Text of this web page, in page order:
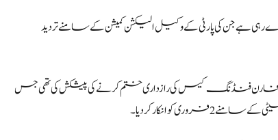
ہے جن کی پارٹی کے وکیل الیکشن کمیشن کے سامنے تردید
عمران خان نے 20 جنوری کو عوامی طور پر فارن فنڈنگ کیس کی رازداری ختم کرنے کی پیشکش کی تھی جس
کو انکار کردیا۔